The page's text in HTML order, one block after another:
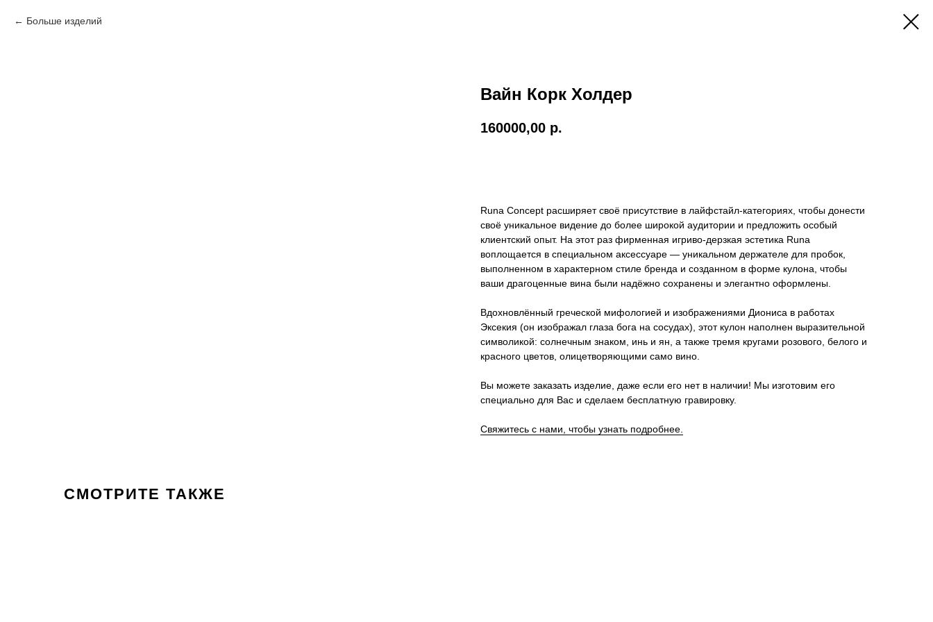
Больше изделий
Вайн Корк Холдер
160000,00 р.
Runa Concept расширяет своё присутствие в лайфстайл-категориях, чтобы донести
своё уникальное видение до более широкой аудитории и предложить особый
клиентский опыт. На этот раз фирменная игриво-дерзкая эстетика Runa
воплощается в специальном аксессуаре — уникальном держателе для пробок,
выполненном в характерном стиле бренда и созданном в форме кулона, чтобы
ваши драгоценные вина были надёжно сохранены и элегантно оформлены.
Вдохновлённый греческой мифологией и изображениями Диониса в работах
Эксекия (он изображал глаза бога на сосудах), этот кулон наполнен выразительной
символикой: солнечным знаком, инь и ян, а также тремя кругами розового, белого и
красного цветов, олицетворяющими само вино.
Вы можете заказать изделие, даже если его нет в наличии! Мы изготовим его
специально для Вас и сделаем бесплатную гравировку.
Свяжитесь с нами, чтобы узнать подробнее.
СМОТРИТЕ ТАКЖЕ